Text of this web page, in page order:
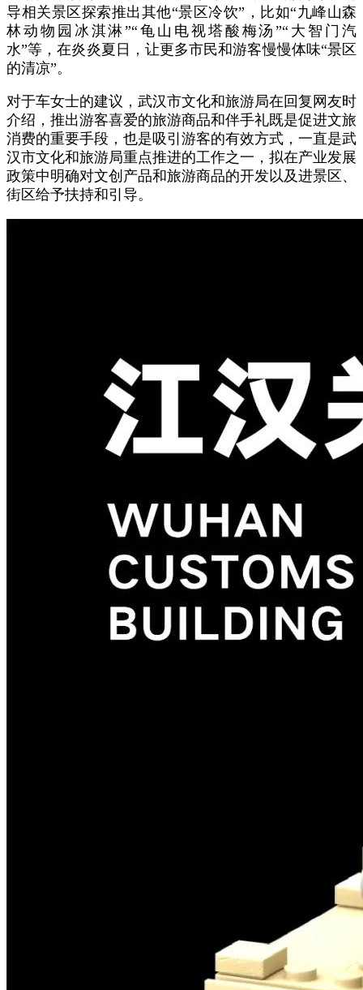
导相关景区探索推出其他“景区冷饮”，比如“九峰山森
林动物园冰淇淋”“龟山电视塔酸梅汤”“大智门汽
水”等，在炎炎夏日，让更多市民和游客慢慢体味“景区
的清凉”。
对于车女士的建议，武汉市文化和旅游局在回复网友时
介绍，推出游客喜爱的旅游商品和伴手礼既是促进文旅
消费的重要手段，也是吸引游客的有效方式，一直是武
汉市文化和旅游局重点推进的工作之一，拟在产业发展
政策中明确对文创产品和旅游商品的开发以及进景区、
街区给予扶持和引导。